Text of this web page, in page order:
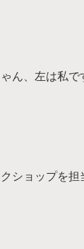
ん、左は私で
ショップを担